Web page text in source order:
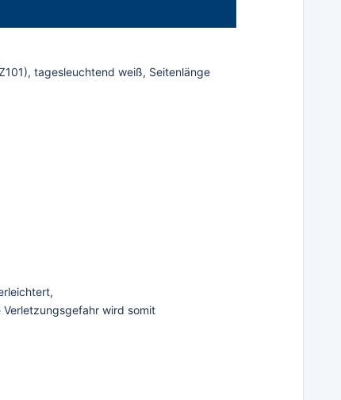
tagesleuchtend weiß, Seitenlänge
wird somit